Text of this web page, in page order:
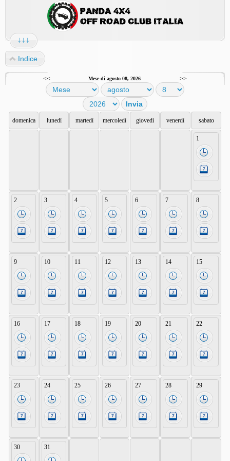
↓↓↓
Indice
<< Mese di agosto 08, 2026 >>
domenica lunedì martedì mercoledì giovedì venerdì sabato
1
2 3 4 5 6 7 8
9 10 11 12 13 14 15
16 17 18 19 20 21 22
23 24 25 26 27 28 29
30 31